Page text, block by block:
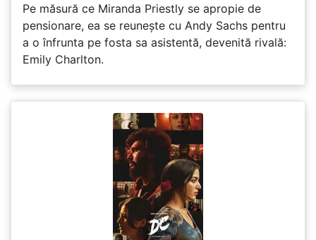
Pe măsură ce Miranda Priestly se apropie de
pensionare, ea se reunește cu Andy Sachs pentru
a o înfrunta pe fosta sa asistentă, devenită rivală:
Emily Charlton.